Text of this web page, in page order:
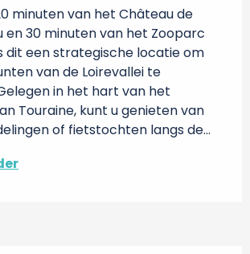
minuten van het Château de
en 30 minuten van het Zooparc
dit een strategische locatie om
van de Loirevallei te
in het hart van het
Touraine, kunt u genieten van
of fietstochten langs de...